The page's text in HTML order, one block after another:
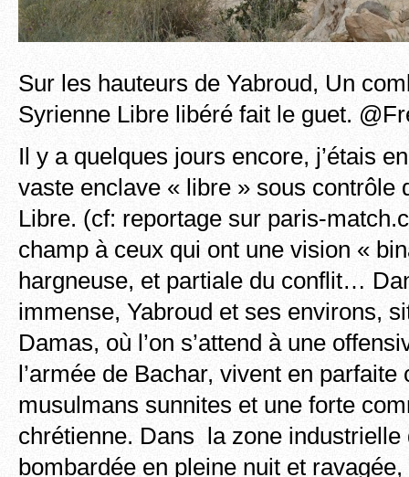
Sur les hauteurs de Yabroud, Un
Syrienne Libre libéré fait le guet.
Il y a quelques jours encore, j’étais
vaste enclave « libre » sous contrôle
Libre. (cf: reportage sur paris-
champ à ceux qui ont une vision «
hargneuse, et partiale du conflit…
immense, Yabroud et ses environs,
Damas, où l’on s’attend à une
l’armée de Bachar, vivent en parfaite
musulmans sunnites et une forte
chrétienne. Dans la zone industrielle
bombardée en pleine nuit et ravagée,